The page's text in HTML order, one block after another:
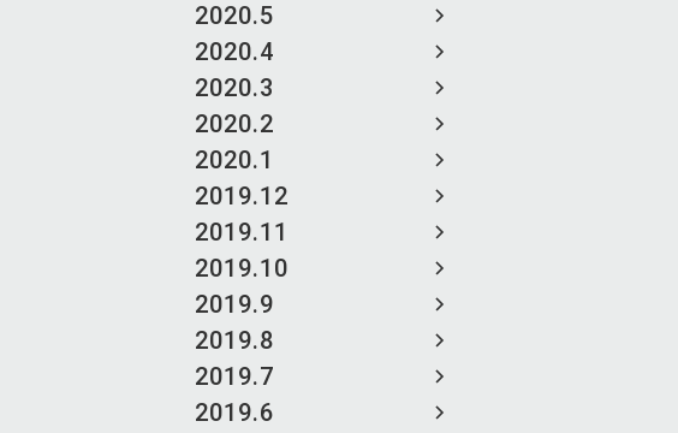
2020.5
2020.4
2020.3
2020.2
2020.1
2019.12
2019.11
2019.10
2019.9
2019.8
2019.7
2019.6